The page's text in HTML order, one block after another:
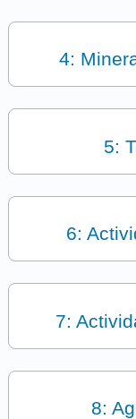
4:
5:
6:
7:
8: